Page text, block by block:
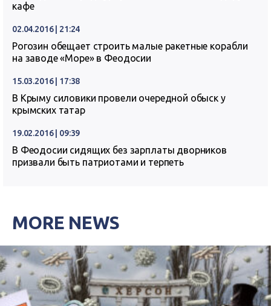
кафе
02.04.2016 | 21:24
Рогозин обещает строить малые ракетные корабли
на заводе «Море» в Феодосии
15.03.2016 | 17:38
В Крыму силовики провели очередной обыск у
крымских татар
19.02.2016 | 09:39
В Феодосии сидящих без зарплаты дворников
призвали быть патриотами и терпеть
MORE NEWS